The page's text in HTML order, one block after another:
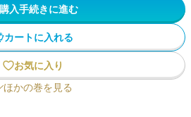
購入手続きに進む
カートに入れる
お気に入り
ほかの巻を見る